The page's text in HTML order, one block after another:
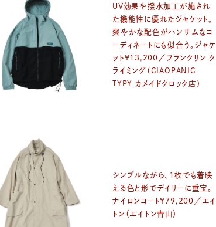
UV効果や撥水加工が施され
た機能性に優れたジャケット。
爽やかな配色がハンサムなコ
ーディネートにも似合う。ジャケ
ット¥13,200／フランクリン ク
ライミング（CIAOPANIC
TYPY カメイドクロック店）
シンプルながら、1枚でも着映
える色と形でデイリーに重宝。
ナイロンコート¥79,200／エイ
トン（エイトン青山）